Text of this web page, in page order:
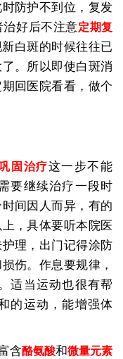
防护不到位，复发
好后不注意定期复
白斑的时候往往已
。所以即使白斑消
回医院看看，做个
固治疗这一步不能
要继续治疗一段时
间因人而异，有的
，具体要听本院医
理，出门记得涂防
伤。作息要规律，
适当运动也很有帮
的运动，能增强体
含酪氨酸和微量元素